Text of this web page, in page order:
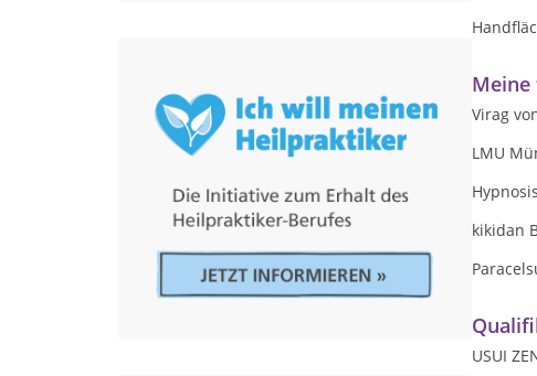
Meine
Virag
LMU
kikidan
USUI